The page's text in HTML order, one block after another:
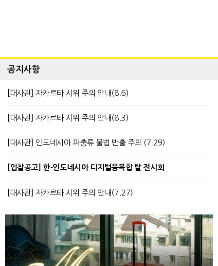
공지사항
[대사관] 자카르타 시위 주의 안내(8.6)
[대사관] 자카르타 시위 주의 안내(8.3)
[대사관] 인도네시아 파충류 불법 반출 주의 (7.29)
[입찰공고] 한-인도네시아 디지털융복합 탈 전시회
[대사관] 자카르타 시위 주의 안내(7.27)